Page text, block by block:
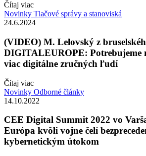
Čítaj viac
Novinky Tlačové správy a stanoviská
24.6.2024
(VIDEO) M. Lelovský z
DIGITALEUROPE: Potrebujeme
viac digitálne zručných ľudí
Čítaj viac
Novinky Odborné články
14.10.2022
CEE Digital Summit 2022 vo
Európa kvôli vojne čelí
kybernetickým útokom